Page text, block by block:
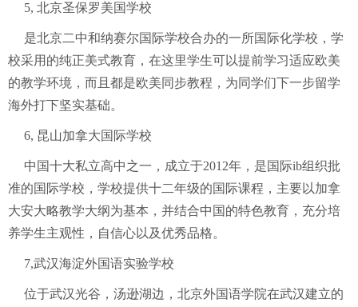
5, 北京圣保罗美国学校
是北京二中和纳赛尔国际学校合办的一所国际化学校，学
校采用的纯正美式教育，在这里学生可以提前学习适应欧美
的教学环境，而且都是欧美同步教程，为同学们下一步留学
海外打下坚实基础。
6, 昆山加拿大国际学校
中国十大私立高中之一，成立于2012年，是国际ib组织批
准的国际学校，学校提供十二年级的国际课程，主要以加拿
大安大略教学大纲为基本，并结合中国的特色教育，充分培
养学生主观性，自信心以及优秀品格。
7,武汉海淀外国语实验学校
位于武汉光谷，汤逊湖边，北京外国语学院在武汉建立的